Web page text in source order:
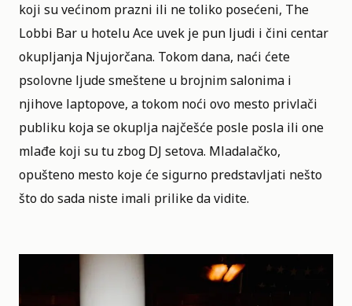
koji su većinom prazni ili ne toliko posećeni, The
Lobbi Bar u hotelu Ace uvek je pun ljudi i čini centar
okupljanja Njujorčana. Tokom dana, naći ćete
psolovne ljude smeštene u brojnim salonima i
njihove laptopove, a tokom noći ovo mesto privlači
publiku koja se okuplja najčešće posle posla ili one
mlađe koji su tu zbog DJ setova. Mladalačko,
opušteno mesto koje će sigurno predstavljati nešto
što do sada niste imali prilike da vidite.